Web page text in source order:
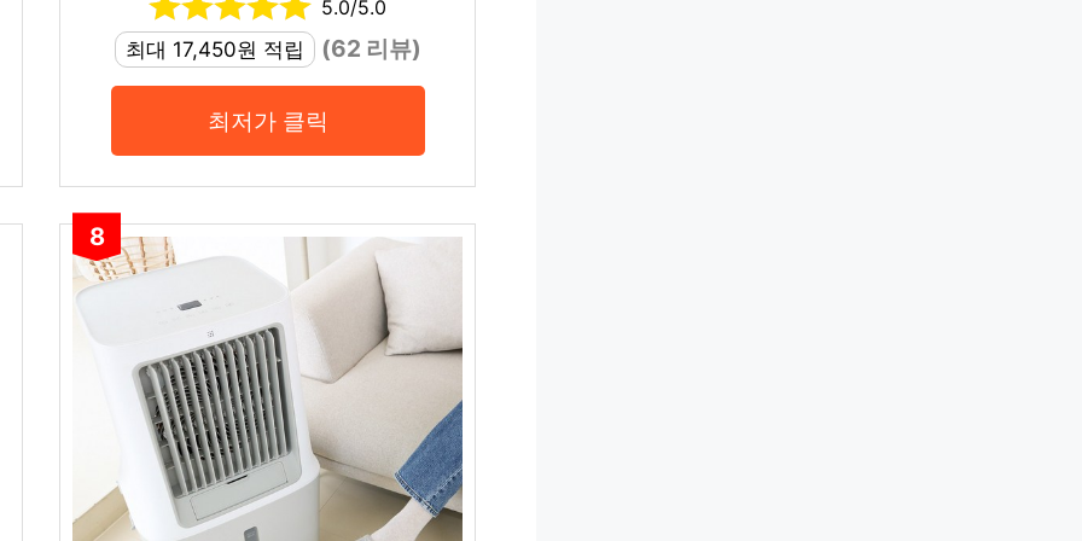
5.0/5.0
최대 17,450원 적립
(62 리뷰)
최저가 클릭
8